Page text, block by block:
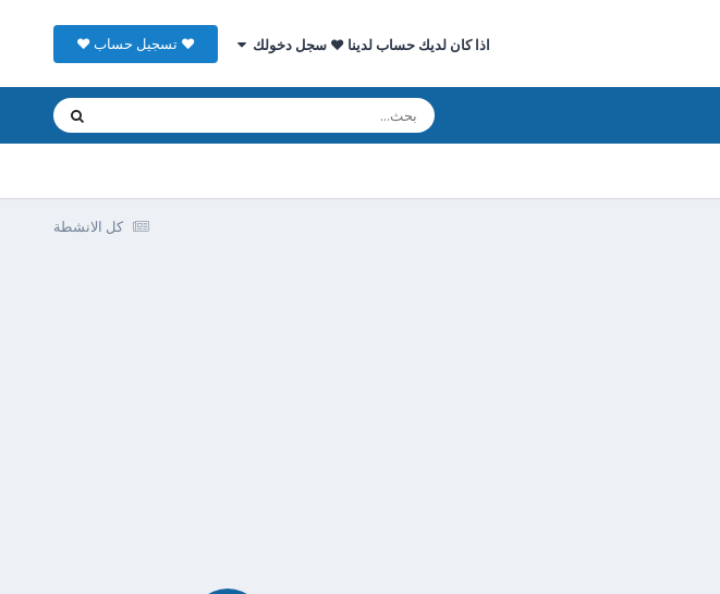
اذا كان لديك حساب لدينا ♥ سجل دخولك ♥ تسجيل حساب ♥
كل الانشطة